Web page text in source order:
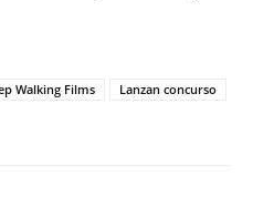
Walking Films
Lanzan concurso